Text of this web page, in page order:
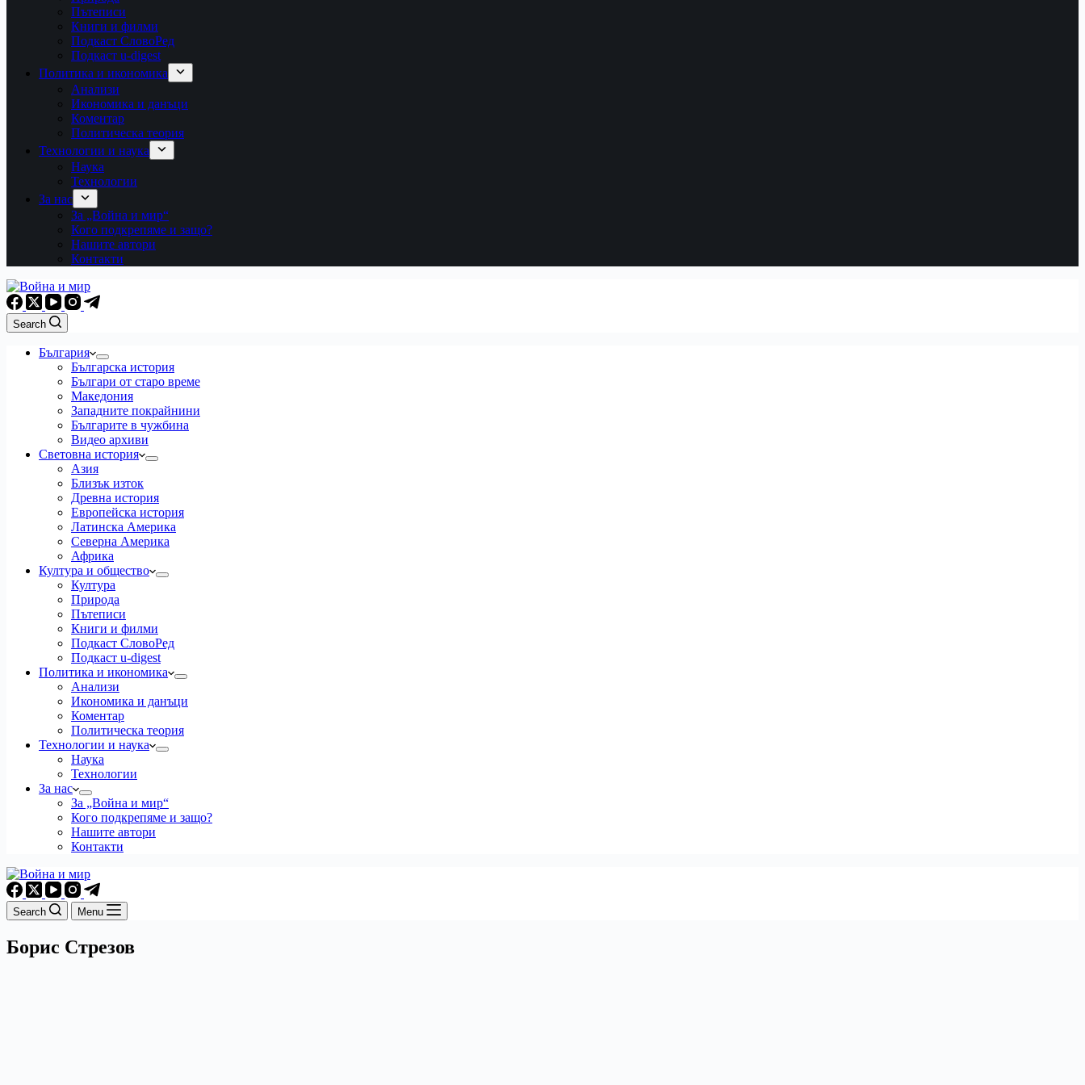
Пътеписи
Книги и филми
Подкаст СловоРед
Подкаст u-digest
Политика и икономика
Анализи
Икономика и данъци
Коментар
Политическа теория
Технологии и наука
Наука
Технологии
За нас
За „Война и мир“
Кого подкрепяме и защо?
Нашите автори
Контакти
Search
България
Българска история
Българи от старо време
Македония
Западните покрайнини
Българите в чужбина
Видео архиви
Световна история
Азия
Близък изток
Древна история
Европейска история
Латинска Америка
Северна Америка
Африка
Култура и общество
Култура
Природа
Пътеписи
Книги и филми
Подкаст СловоРед
Подкаст u-digest
Политика и икономика
Анализи
Икономика и данъци
Коментар
Политическа теория
Технологии и наука
Наука
Технологии
За нас
За „Война и мир“
Кого подкрепяме и защо?
Нашите автори
Контакти
Search Menu
Борис Стрезов